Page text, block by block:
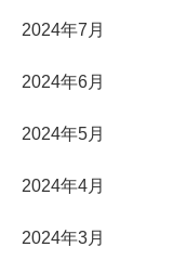
2024年7月
2024年6月
2024年5月
2024年4月
2024年3月